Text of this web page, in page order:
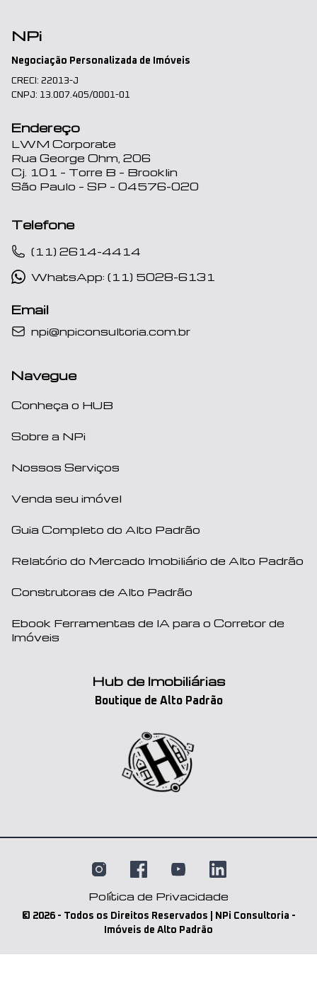
NPi
Negociação Personalizada de Imóveis
CRECI: 22013-J
CNPJ: 13.007.405/0001-01
Endereço
LWM Corporate
Rua George Ohm, 206
Cj. 101 – Torre B – Brooklin
São Paulo – SP – 04576-020
Telefone
(11) 2614-4414
WhatsApp: (11) 5028-6131
Email
npi@npiconsultoria.com.br
Navegue
Conheça o HUB
Sobre a NPi
Nossos Serviços
Venda seu imóvel
Guia Completo do Alto Padrão
Relatório do Mercado Imobiliário de Alto Padrão
Construtoras de Alto Padrão
Ebook Ferramentas de IA para o Corretor de
Imóveis
Hub de Imobiliárias
Boutique de Alto Padrão
Política de Privacidade
© 2026- Todos os Direitos Reservados | NPi Consultoria -
Imóveis de Alto Padrão